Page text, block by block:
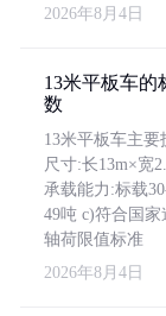
2026年8月4日
13米平板车的
数
13米平板车主
尺寸:长13m×宽
承载能力:标载
49吨 c)符合国
轴荷限值标准
2026年8月4日